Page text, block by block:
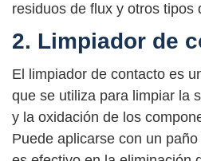
residuos de flux y otros tipos
2. Limpiador de
El limpiador de contacto es
que se utiliza para limpiar la
y la oxidación de los
Puede aplicarse con un